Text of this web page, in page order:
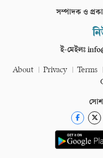
সম্পাদক ও
ই-মেইলঃ
About Privacy Terms